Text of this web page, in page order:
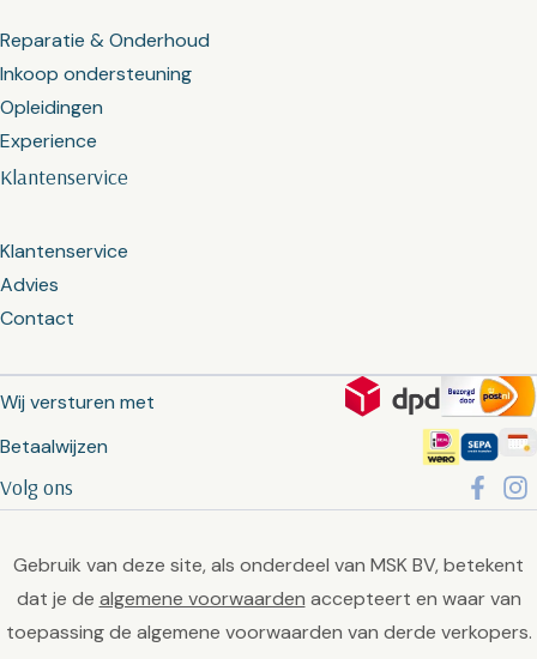
Klantenservice
Klantenservice
Advies
Contact
Reparatie & Onderhoud
Inkoop ondersteuning
Opleidingen
Experience
Wij versturen met
Betaalwijzen
Volg ons
Gebruik van deze site, als onderdeel van MSK BV, betekent
dat je de algemene voorwaarden accepteert en waar van
toepassing de algemene voorwaarden van derde verkopers.